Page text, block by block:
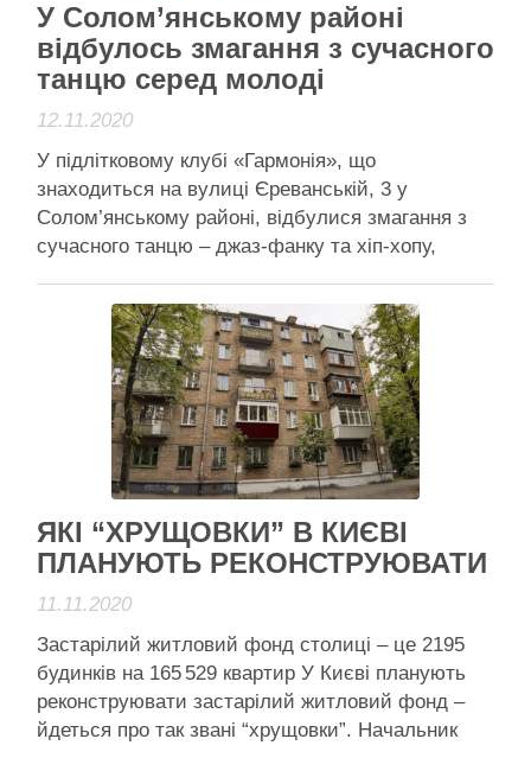
У Солом’янському районі
відбулось змагання з сучасного
танцю серед молоді
12.11.2020
У підлітковому клубі «Гармонія», що
знаходиться на вулиці Єреванській, 3 у
Солом’янському районі, відбулися змагання з
сучасного танцю – джаз-фанку та хіп-хопу,
змаганні брала участь молодь віком від 12 до 16
років серед танцюристів підліткових клубів:
«Гармонія», «Лідер» та «Олімпік».
Найважливішими показниками виступів
учасників …
Читати даліАнонси
ЯКІ “ХРУЩОВКИ” В КИЄВІ
ПЛАНУЮТЬ РЕКОНСТРУЮВАТИ
11.11.2020
Застарілий житловий фонд столиці – це 2195
будинків на 165 529 квартир У Києві планують
реконструювати застарілий житловий фонд –
йдеться про так звані “хрущовки”. Начальник